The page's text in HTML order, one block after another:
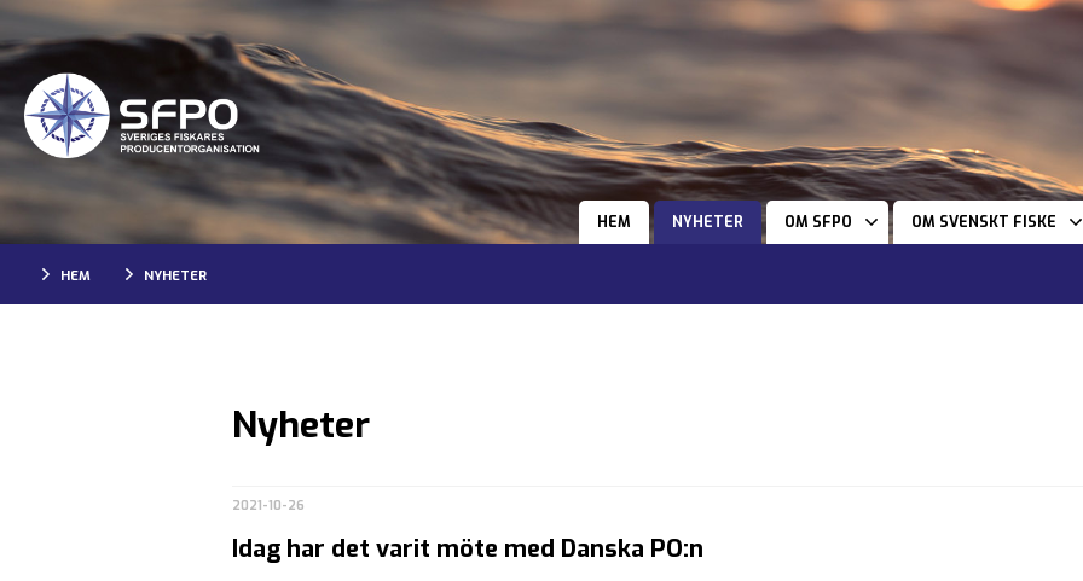
HEM NYHETER OM SFPO OM SVENSKT FISKE
HEM NYHETER
Nyheter
2021-10-26
Idag har det varit möte med Danska PO:n